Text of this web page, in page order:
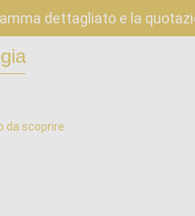
dettagliato e la
da scoprire